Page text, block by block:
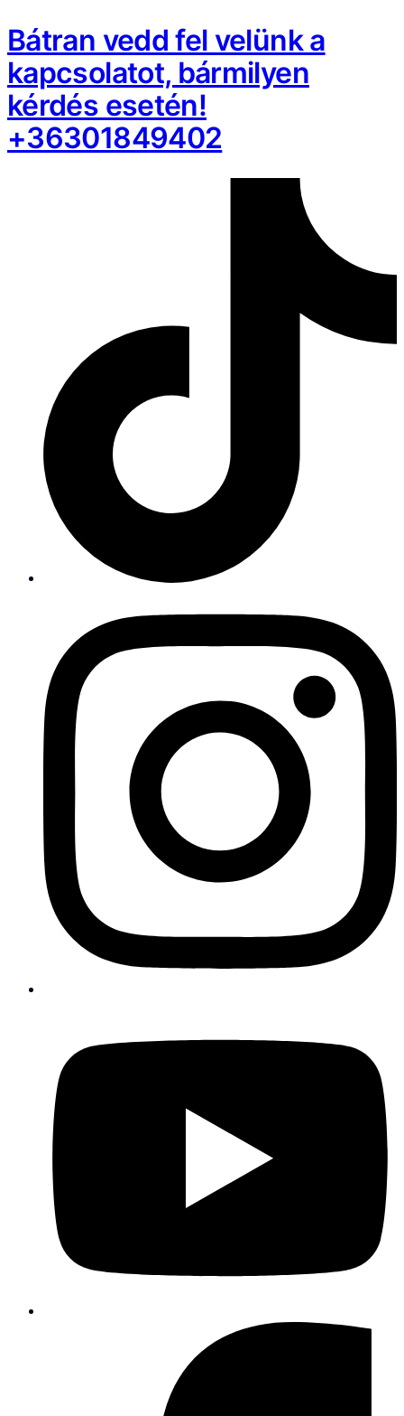
Bátran vedd fel velünk a
kapcsolatot, bármilyen
kérdés esetén!
+36301849402